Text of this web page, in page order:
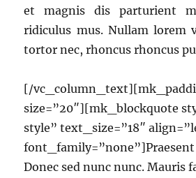
et magnis dis parturient
ridiculus mus. Nullam lorem
tortor nec, rhoncus rhoncus
[/
size=”20″][mk_blockquote
style” text_size=”18″
font_family=”none”]Praesent
Donec sed nunc nunc. Mauris